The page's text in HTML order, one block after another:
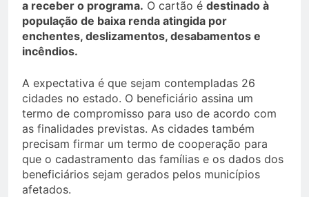
a receber o programa. O cartão é destinado à
população de baixa renda atingida por
enchentes, deslizamentos, desabamentos e
incêndios.
A expectativa é que sejam contempladas 26
cidades no estado. O beneficiário assina um
termo de compromisso para uso de acordo com
as finalidades previstas. As cidades também
precisam firmar um termo de cooperação para
que o cadastramento das famílias e os dados dos
beneficiários sejam gerados pelos municípios
afetados.